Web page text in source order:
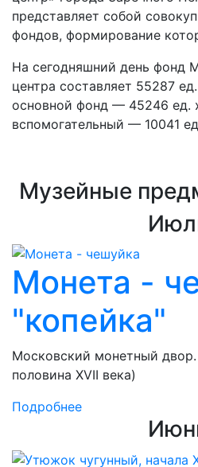
представляет собой
фондов, формирование
На сегодняшний день фонд
центра составляет 55287
основной фонд — 45246 ед.
вспомогательный — 10041
Музейные
Монета -
"копейка"
Московский монетный
половина XVII века)
Подробнее